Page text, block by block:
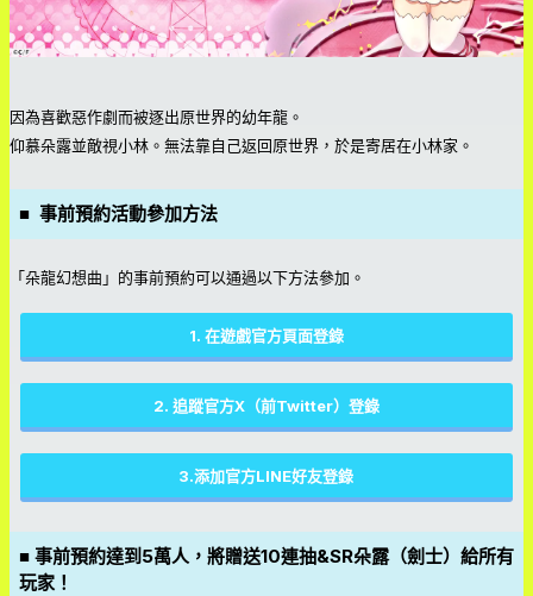
因為喜歡惡作劇而被逐出原世界的幼年龍。
仰慕朵露並敵視小林。無法靠自己返回原世界，於是寄居在小林家。
■ 事前預約活動參加方法
「朵龍幻想曲」的事前預約可以通過以下方法參加。
1. 在遊戲官方頁面登錄
2. 追蹤官方X（前Twitter）登錄
3.添加官方LINE好友登錄
■ 事前預約達到5萬人，將贈送10連抽&SR朵露（劍士）給所有
玩家！